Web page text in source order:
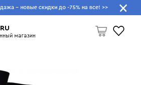
- новые скидки до -75% на все! >>
магазин